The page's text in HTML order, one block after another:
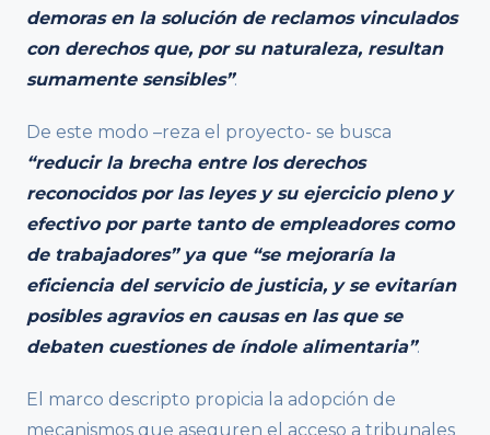
demoras en la solución de reclamos vinculados
con derechos que, por su naturaleza, resultan
sumamente sensibles”.
De este modo –reza el proyecto- se busca
“reducir la brecha entre los derechos
reconocidos por las leyes y su ejercicio pleno y
efectivo por parte tanto de empleadores como
de trabajadores” ya que “se mejoraría la
eficiencia del servicio de justicia, y se evitarían
posibles agravios en causas en las que se
debaten cuestiones de índole alimentaria”.
El marco descripto propicia la adopción de
mecanismos que aseguren el acceso a tribunales